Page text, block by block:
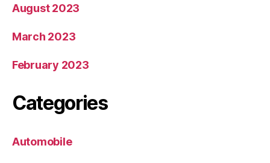
August 2023
March 2023
February 2023
Categories
Automobile